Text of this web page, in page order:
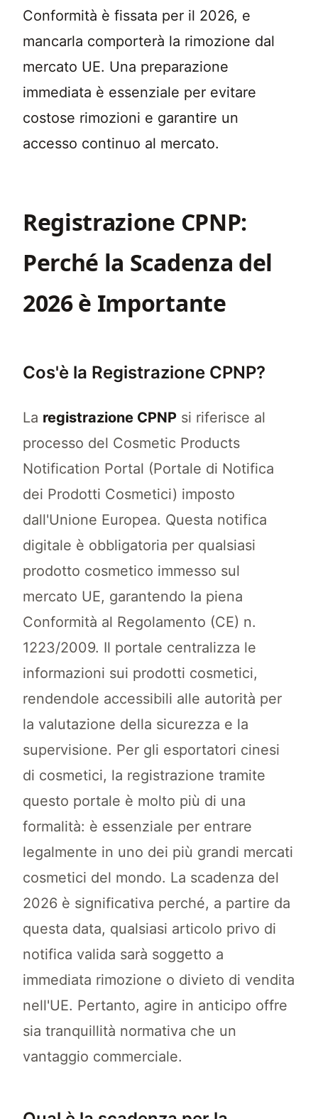
Conformità è fissata per il 2026, e
mancarla comporterà la rimozione dal
mercato UE. Una preparazione
immediata è essenziale per evitare
costose rimozioni e garantire un
accesso continuo al mercato.
Registrazione CPNP:
Perché la Scadenza del
2026 è Importante
Cos'è la Registrazione CPNP?
La registrazione CPNP si riferisce al
processo del Cosmetic Products
Notification Portal (Portale di Notifica
dei Prodotti Cosmetici) imposto
dall'Unione Europea. Questa notifica
digitale è obbligatoria per qualsiasi
prodotto cosmetico immesso sul
mercato UE, garantendo la piena
Conformità al Regolamento (CE) n.
1223/2009. Il portale centralizza le
informazioni sui prodotti cosmetici,
rendendole accessibili alle autorità per
la valutazione della sicurezza e la
supervisione. Per gli esportatori cinesi
di cosmetici, la registrazione tramite
questo portale è molto più di una
formalità: è essenziale per entrare
legalmente in uno dei più grandi mercati
cosmetici del mondo. La scadenza del
2026 è significativa perché, a partire da
questa data, qualsiasi articolo privo di
notifica valida sarà soggetto a
immediata rimozione o divieto di vendita
nell'UE. Pertanto, agire in anticipo offre
sia tranquillità normativa che un
vantaggio commerciale.